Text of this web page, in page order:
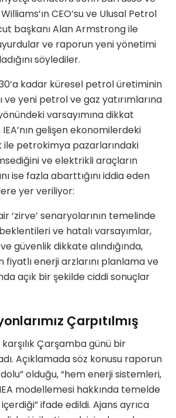
CEO’su ve Ulusal Petrol
başkanı Alan Armstrong ile
ve raporun yeni yönetimi
söylediler.
kadar küresel petrol üretiminin
ve yeni petrol ve gaz yatırımlarına
varsayımına dikkat
IEA’nın gelişen ekonomilerdeki
ile petrokimya pazarlarındaki
ve elektrikli araçların
ise fazla abarttığını iddia eden
yer veriliyor:
‘zirve’ senaryolarının temelinde
ve hatalı varsayımlar,
güvenlik dikkate alındığında,
fiyatlı enerji arzlarını planlama ve
açık bir şekilde ciddi sonuçlar
Çarpıtılmış
Çarşamba günü bir
Açıklamada söz konusu raporun
olduğu, “hem enerji sistemleri,
modellemesi hakkında temelde
ifade edildi. Ajans ayrıca